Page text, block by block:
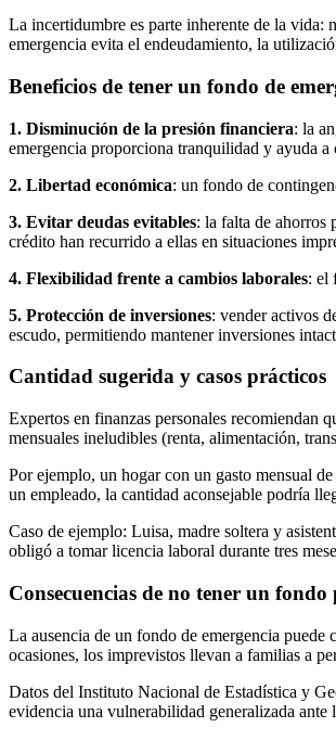
La incertidumbre es parte inherente de la vida:
emergencia evita el endeudamiento, la
Beneficios de tener un fondo de
1. Disminución de la presión financiera: la
emergencia proporciona tranquilidad y ayuda
2. Libertad económica: un fondo de
3. Evitar deudas evitables: la falta de ahorros
crédito han recurrido a ellas en situaciones
4. Flexibilidad frente a cambios laborales: el
5. Protección de inversiones: vender activos
escudo, permitiendo mantener inversiones
Cantidad sugerida y casos prácticos
Expertos en finanzas personales recomiendan
mensuales ineludibles (renta, alimentación,
Por ejemplo, un hogar con un gasto mensual
un empleado, la cantidad aconsejable podría
Caso de ejemplo: Luisa, madre soltera y
obligó a tomar licencia laboral durante tres
Consecuencias de no tener un fondo
La ausencia de un fondo de emergencia
ocasiones, los imprevistos llevan a familias a
Datos del Instituto Nacional de Estadística y
evidencia una vulnerabilidad generalizada ante